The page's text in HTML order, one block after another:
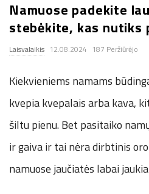
.
c
o
.
u
k
Namuose padekite
stebėkite, kas nutiks
Laisvalaikis 12.08.2024 187 Peržiūrėjo
Kiekvieniems namams
kvepia kvepalais arba kava,
šiltu pienu. Bet pasitaiko
ir gaiva ir tai nėra dirbtinis
namuose jaučiatės labai